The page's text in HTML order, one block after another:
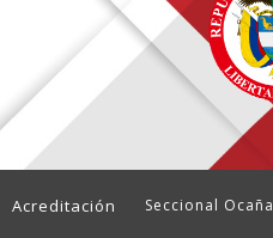
Acreditación Seccional Ocaña